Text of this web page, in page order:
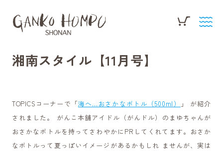
湘南スタイル【11月号】
TOPICSコーナーで「海へ…おさかなボトル（500ml）
」 が紹介
されました。 がんこ本舗アイドル（がんドル）のまゆちゃんが
おさかなボトルを持ってさわやかにPRしてくれてます。おさか
なボトルって夏っぽいイメージがあるかもしれ ませんが、実は